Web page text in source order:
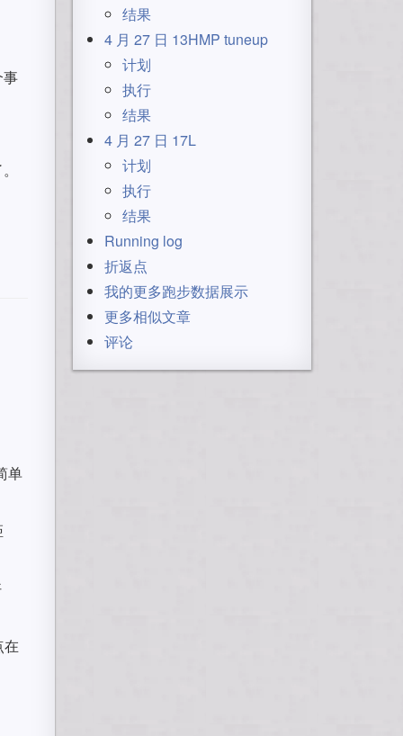
单
在
结果
4 月 27 日 13HMP tuneup
计划
执行
结果
4 月 27 日 17L
计划
执行
结果
Running log
折返点
我的更多跑步数据展示
更多相似文章
评论